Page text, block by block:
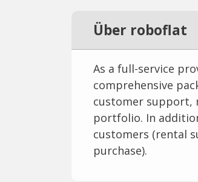
Über roboflat
As a full-service
comprehensive
customer support,
portfolio. In
customers (rental
purchase).